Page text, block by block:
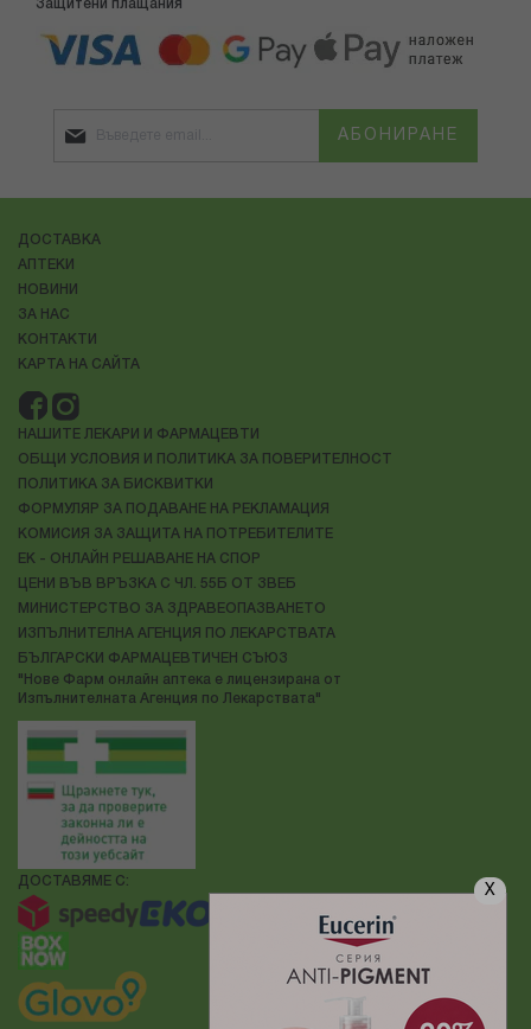
X
Защитени плащания
АБОНИРАНЕ
ДОСТАВКА
АПТЕКИ
НОВИНИ
ЗА НАС
КОНТАКТИ
КАРТА НА САЙТА
НАШИТЕ ЛЕКАРИ И ФАРМАЦЕВТИ
ОБЩИ УСЛОВИЯ И ПОЛИТИКА ЗА ПОВЕРИТЕЛНОСТ
ПОЛИТИКА ЗА БИСКВИТКИ
ФОРМУЛЯР ЗА ПОДАВАНЕ НА РЕКЛАМАЦИЯ
КОМИСИЯ ЗА ЗАЩИТА НА ПОТРЕБИТЕЛИТЕ
ЕК - ОНЛАЙН РЕШАВАНЕ НА СПОР
ЦЕНИ ВЪВ ВРЪЗКА С ЧЛ. 55Б ОТ ЗВЕБ
МИНИСТЕРСТВО ЗА ЗДРАВЕОПАЗВАНЕТО
ИЗПЪЛНИТЕЛНА АГЕНЦИЯ ПО ЛЕКАРСТВАТА
БЪЛГАРСКИ ФАРМАЦЕВТИЧЕН СЪЮЗ
"Нове Фарм онлайн аптека е лицензирана от
Изпълнителната Агенция по Лекарствата"
ДОСТАВЯМЕ С: